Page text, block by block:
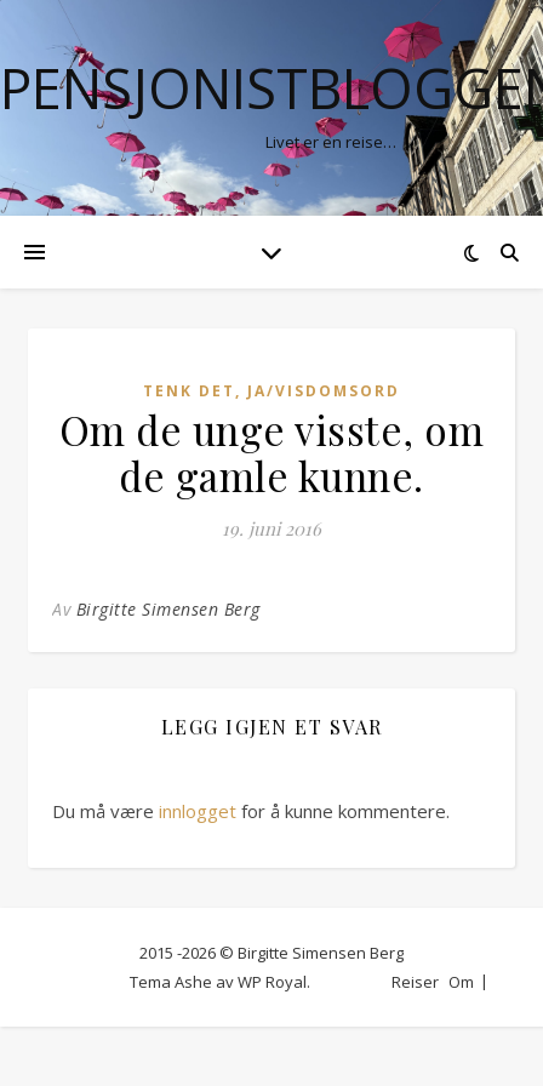
Livet er en reise…
TENK DET, JA/VISDOMSORD
Om de unge visste, om
de gamle kunne.
19. juni 2016
Av Birgitte Simensen Berg
LEGG IGJEN ET SVAR
Du må være innlogget for å kunne kommentere.
2015 -2026 © Birgitte Simensen Berg
Reiser Om
Tema Ashe avWP Royal.